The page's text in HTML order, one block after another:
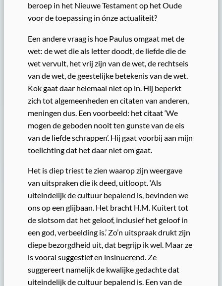
beroep in het Nieuwe Testament op het Oude
voor de toepassing in ónze actualiteit?
Een andere vraag is hoe Paulus omgaat met de
wet: de wet die als letter doodt, de liefde die de
wet vervult, het vrij zijn van de wet, de rechtseis
van de wet, de geestelijke betekenis van de wet.
Kok gaat daar helemaal niet op in. Hij beperkt
zich tot algemeenheden en citaten van anderen,
meningen dus. Een voorbeeld: het citaat ‘We
mogen de geboden nooit ten gunste van de eis
van de liefde schrappen’. Hij gaat voorbij aan mijn
toelichting dat het daar niet om gaat.
Het is diep triest te zien waarop zijn weergave
van uitspraken die ik deed, uitloopt. ‘Als
uiteindelijk de cultuur bepalend is, bevinden we
ons op een glijbaan. Het bracht H.M. Kuitert tot
de slotsom dat het geloof, inclusief het geloof in
een god, verbeelding is.’ Zo’n uitspraak drukt zijn
diepe bezorgdheid uit, dat begrijp ik wel. Maar ze
is vooral suggestief en insinuerend. Ze
suggereert namelijk de kwalijke gedachte dat
uiteindelijk de cultuur bepalend is. Een van de